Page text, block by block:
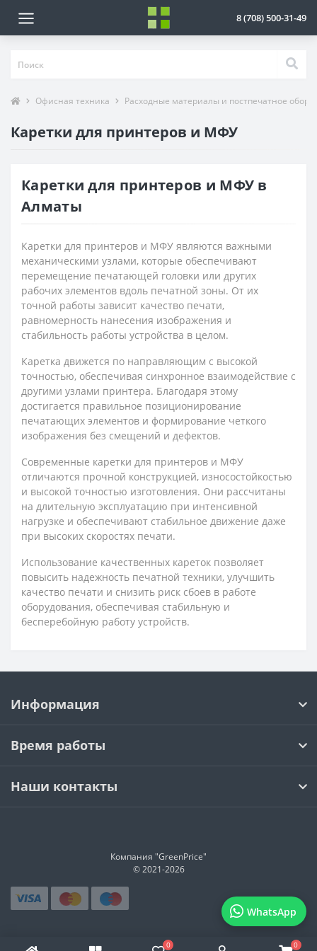
8 (708) 500-31-49
0 0
Офисная техника Расходные материалы и постпечатное
Каретки для принтеров и МФУ
Каретки для принтеров и МФУ в
Алматы
Каретки для принтеров и МФУ являются важными
механическими узлами, которые обеспечивают
перемещение печатающей головки или других
рабочих элементов вдоль печатной зоны. От их
точной работы зависит качество печати,
равномерность нанесения изображения и
стабильность работы устройства в целом.
Каретка движется по направляющим с высокой
точностью, обеспечивая синхронное взаимодействие с
другими узлами принтера. Благодаря этому
достигается правильное позиционирование
печатающих элементов и формирование четкого
изображения без смещений и дефектов.
Современные каретки для принтеров и МФУ
отличаются прочной конструкцией, износостойкостью
и высокой точностью изготовления. Они рассчитаны
на длительную эксплуатацию при интенсивной
нагрузке и обеспечивают стабильное движение даже
при высоких скоростях печати.
Использование качественных кареток позволяет
повысить надежность печатной техники, улучшить
качество печати и снизить риск сбоев в работе
оборудования, обеспечивая стабильную и
бесперебойную работу устройств.
WhatsApp
Информация
Время работы
Наши контакты
Компания "GreenPrice"
© 2021-2026